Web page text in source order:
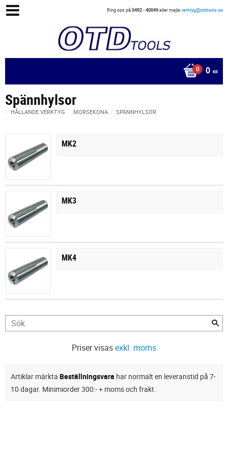
Ring oss på0492 - 40049eller mejlaverktyg@otdtools.se
0 KR
Spännhylsor
HÅLLANDE VERKTYG MORSEKONA SPÄNNHYLSOR
MK2
MK3
MK4
Priser visasexkl. moms
Artiklar märkta Beställningsvara har normalt en leveranstid på 7-
10 dagar. Minimiorder 300:- + moms och frakt.